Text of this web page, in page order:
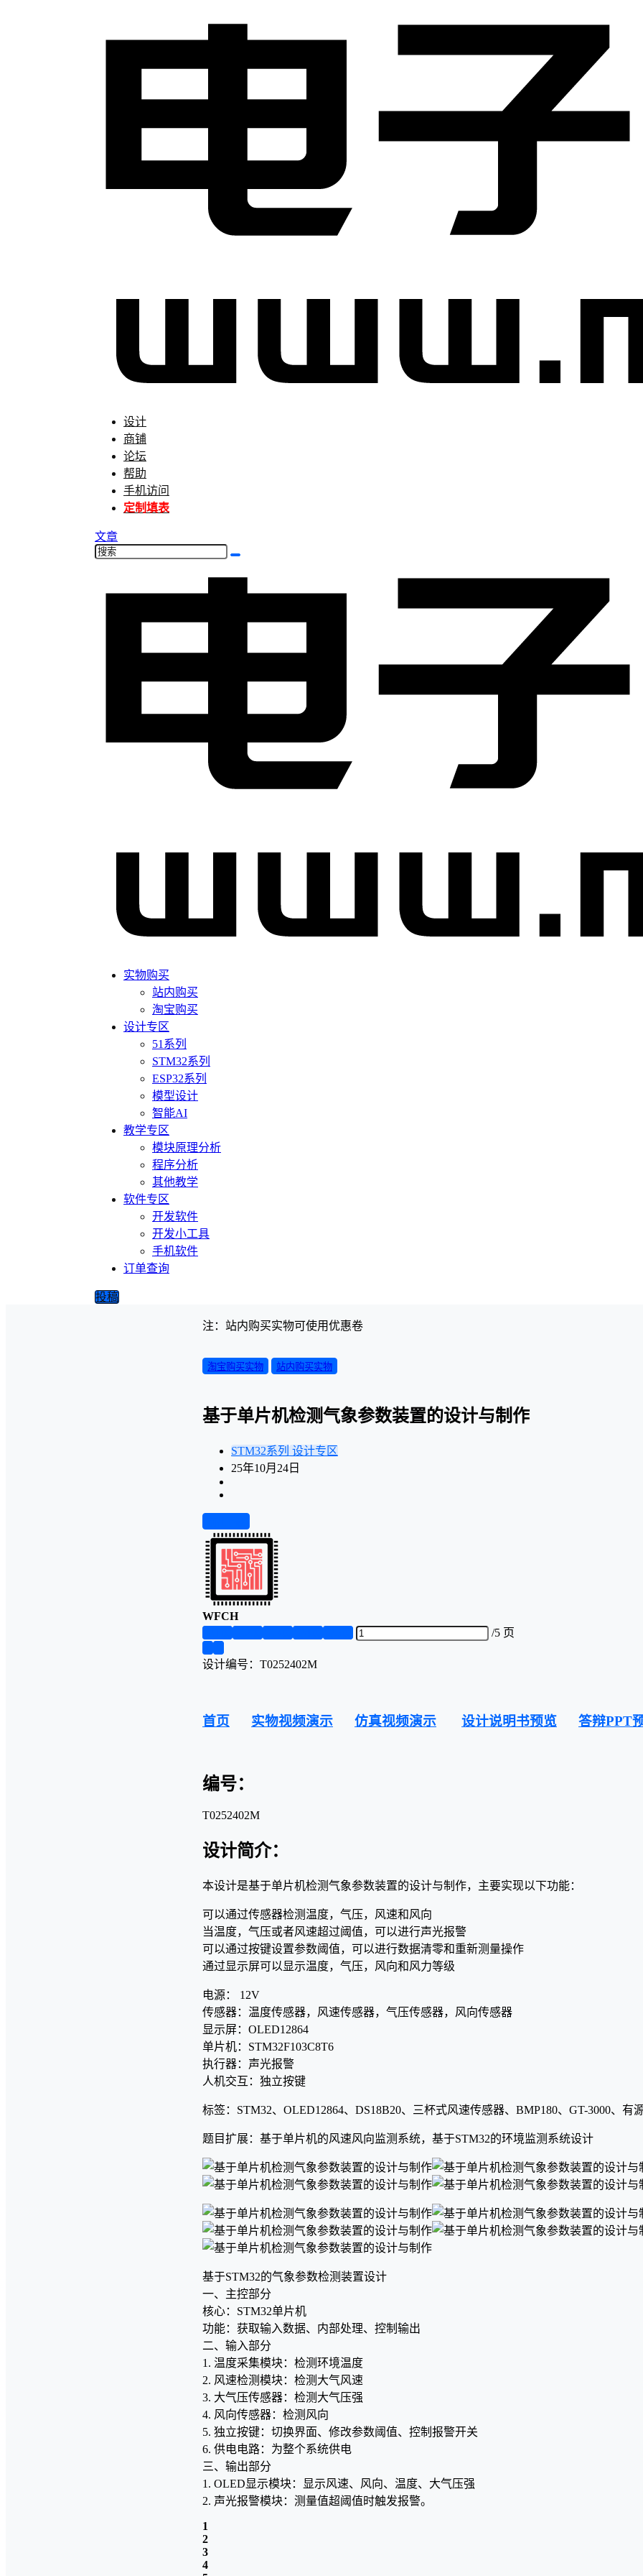
设计
商铺
论坛
帮助
手机访问
定制填表
文章
实物购买
站内购买
淘宝购买
设计专区
51系列
STM32系列
ESP32系列
模型设计
智能AI
教学专区
模块原理分析
程序分析
其他教学
软件专区
开发软件
开发小工具
手机软件
订单查询
投稿
注：站内购买实物可使用优惠卷
淘宝购买实物 站内购买实物
基于单片机检测气象参数装置的设计与制作
STM32系列 设计专区
25年10月24日
WFCH
/5 页
设计编号：T0252402M
首页 实物视频演示 仿真视频演示 设计说明书预览 答辩PPT
编号：
T0252402M
设计简介：
本设计是基于单片机检测气象参数装置的设计与制作，主要实现以下功能：
可以通过传感器检测温度，气压，风速和风向
当温度，气压或者风速超过阈值，可以进行声光报警
可以通过按键设置参数阈值，可以进行数据清零和重新测量操作
通过显示屏可以显示温度，气压，风向和风力等级
电源： 12V
传感器：温度传感器，风速传感器，气压传感器，风向传感器
显示屏：OLED12864
单片机：STM32F103C8T6
执行器：声光报警
人机交互：独立按键
标签：STM32、OLED12864、DS18B20、三杯式风速传感器、BMP180、GT-3000、有
题目扩展：基于单片机的风速风向监测系统，基于STM32的环境监测系统设计
基于STM32的气象参数检测装置设计
一、主控部分
核心：STM32单片机
功能：获取输入数据、内部处理、控制输出
二、输入部分
1. 温度采集模块：检测环境温度
2. 风速检测模块：检测大气风速
3. 大气压传感器：检测大气压强
4. 风向传感器：检测风向
5. 独立按键：切换界面、修改参数阈值、控制报警开关
6. 供电电路：为整个系统供电
三、输出部分
1. OLED显示模块：显示风速、风向、温度、大气压强
2. 声光报警模块：测量值超阈值时触发报警。
1
2
3
4